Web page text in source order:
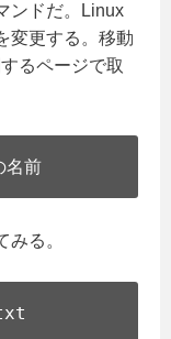
ンドだ。Linux
変更する。移動
るページで取
名前
る。